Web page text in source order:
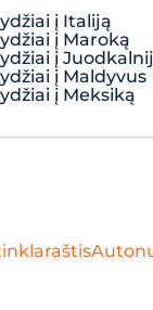
į Italiją
į Maroką
į
į Maldyvus
į Meksiką